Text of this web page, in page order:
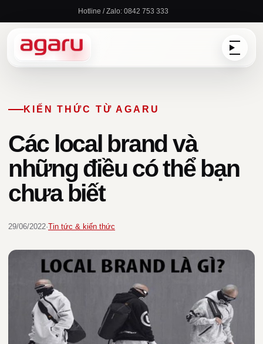
nội
Hotline / Zalo: 0842 753 333
KIẾN THỨC TỪ AGARU
Các local brand và
những điều có thể bạn
chưa biết
29/06/2022·Tin tức & kiến thức